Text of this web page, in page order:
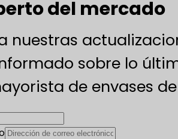
del mercado
nuestras
sobre lo
de envases